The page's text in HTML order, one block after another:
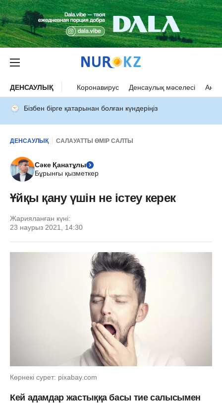
ДЕНСАУЛЫҚ Коронавирус Денсаулық мәселесі Ана
Бізбен бірге қатарынан болған күндеріңіз
ДЕНСАУЛЫҚ САЛАУАТТЫ ӨМІР САЛТЫ
Сәке Қанатұлы
Бұрынғы қызметкер
Ұйқы қану үшін не істеу керек
Жарияланған күні:
23 наурыз 2021, 14:30
Көрнекі сурет: pixabay.com
Кей адамдар жастыққа басы тие салысымен